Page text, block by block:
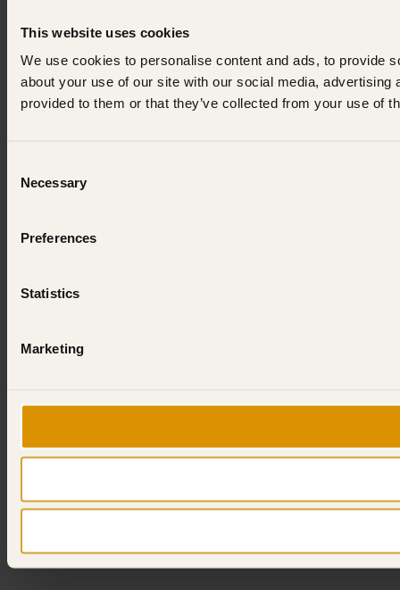
This website uses cookies
We use cookies to personalise content and ads, to provide
about your use of our site with our social media,
provided to them or that they’ve collected from your use of
Selection
Necessary
Preferences
Statistics
Marketing